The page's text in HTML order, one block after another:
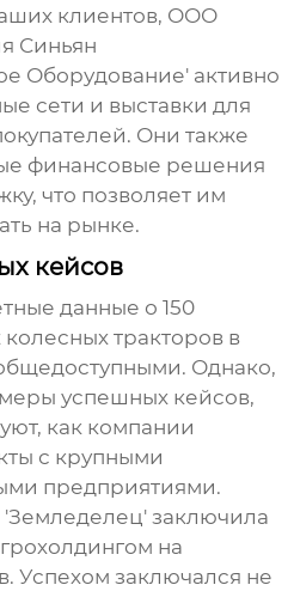
клиентов, ООО
Синьян
Оборудование' активно
сети и выставки для
Они также
финансовые решения
что позволяет им
на рынке.
кейсов
данные о 150
тракторов в
Однако,
успешных кейсов,
как компании
с крупными
предприятиями.
заключила
на
Успехом заключался не